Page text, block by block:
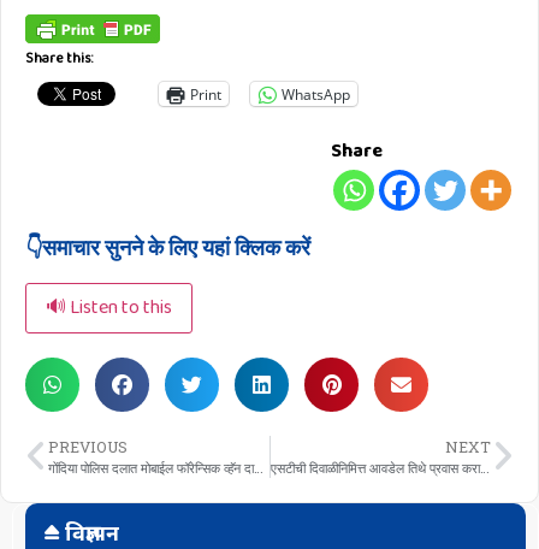
Share this:
Print WhatsApp
Share
👇समाचार सुनने के लिए यहां क्लिक करें
🔊 Listen to this
PREVIOUS
गोंदिया पोलिस दलात मोबाईल फॉरेन्सिक व्हॅन दाखल
NEXT
एसटीची दिवाळीनिमित्त आवडेल तिथे प्रवास कराची ऑफर
विज्ञापन